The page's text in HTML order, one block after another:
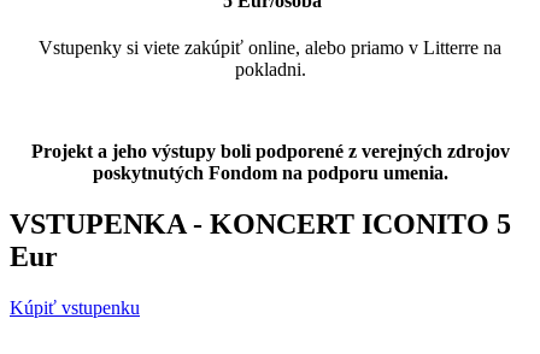
Vstupenky si viete zakúpiť online, alebo priamo v Litterre na
pokladni.
Projekt a jeho výstupy boli podporené z verejných zdrojov
poskytnutých Fondom na podporu umenia.
VSTUPENKA - KONCERT ICONITO 5
Eur
Kúpiť vstupenku